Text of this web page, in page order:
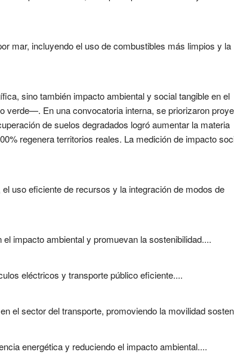
mar, incluyendo el uso de combustibles más limpios y la
sino también impacto ambiental y social tangible en el
En una convocatoria interna, se priorizaron
de suelos degradados logró aumentar la materia
regenera territorios reales. La medición de impacto
uso eficiente de recursos y la integración de modos de
impacto ambiental y promuevan la sostenibilidad....
eléctricos y transporte público eficiente....
el sector del transporte, promoviendo la movilidad
energética y reduciendo el impacto ambiental....